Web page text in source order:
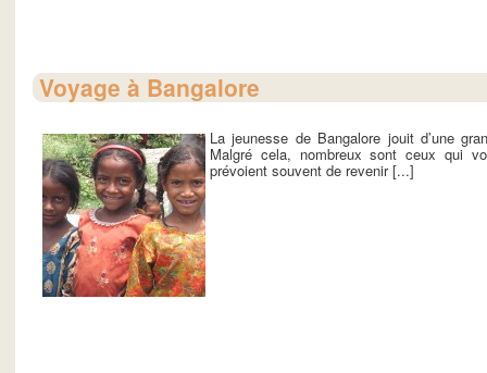
Voyage à Bangalore
La jeunesse de Bangalore jouit d’une
Malgré cela, nombreux sont ceux qui
prévoient souvent de revenir [...]